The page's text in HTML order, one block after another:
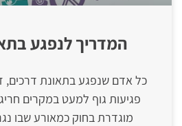
המדריך לנפגע
כל אדם שנפגע בתאונת דרכים,
פגיעות גוף למעט במקרים
מוגדרת בחוק כמאורע שבו